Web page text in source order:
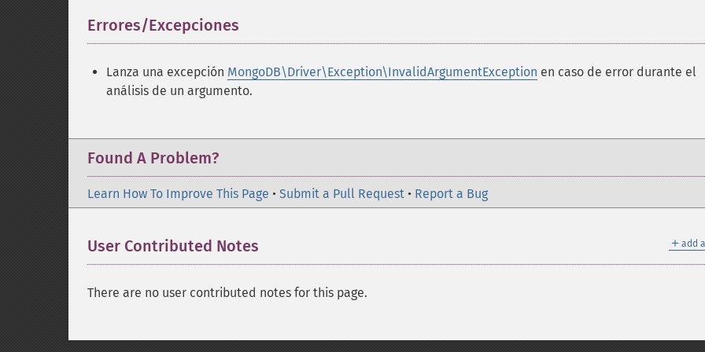
Errores/Excepciones
Lanza una excepción MongoDB\Driver\Exception\InvalidArgumentException en caso de error durante el
análisis de un argumento.
Found A Problem?
Learn How To Improve This Page • Submit a Pull Request • Report a Bug
＋ add
User Contributed Notes
There are no user contributed notes for this page.